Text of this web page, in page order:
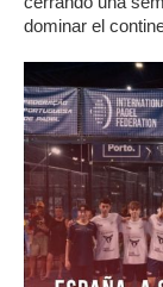
dominar el